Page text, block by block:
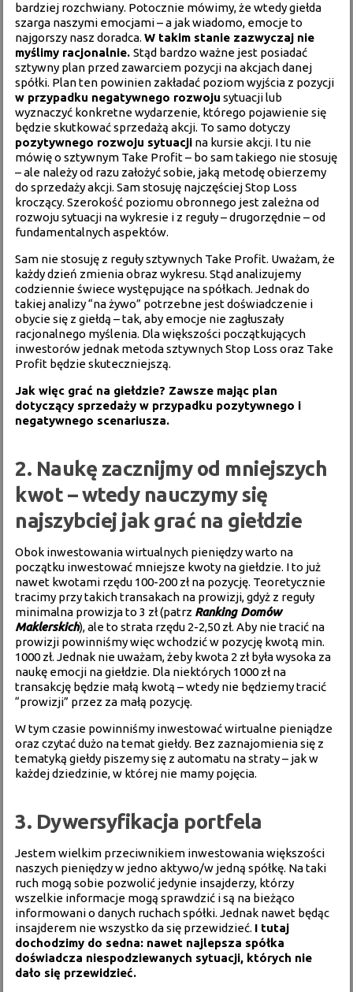
bardziej rozchwiany. Potocznie mówimy, że wtedy giełda
szarga naszymi emocjami – a jak wiadomo, emocje to
najgorszy nasz doradca.W takim stanie zazwyczaj nie
myślimy racjonalnie.Stąd bardzo ważne jest posiadać
sztywny plan przed zawarciem pozycji na akcjach danej
spółki. Plan ten powinien zakładać poziom wyjścia z pozycji
w przypadku negatywnego rozwoju sytuacji lub
wyznaczyć konkretne wydarzenie, którego pojawienie się
będzie skutkować sprzedażą akcji. To samo dotyczy
pozytywnego rozwoju sytuacji na kursie akcji. I tu nie
mówię o sztywnym Take Profit – bo sam takiego nie stosuję
– ale należy od razu założyć sobie, jaką metodę obierzemy
do sprzedaży akcji. Sam stosuję najczęściej Stop Loss
kroczący. Szerokość poziomu obronnego jest zależna od
rozwoju sytuacji na wykresie i z reguły – drugorzędnie – od
fundamentalnych aspektów.
Sam nie stosuję z reguły sztywnych Take Profit. Uważam, że
każdy dzień zmienia obraz wykresu. Stąd analizujemy
codziennie świece występujące na spółkach. Jednak do
takiej analizy “na żywo” potrzebne jest doświadczenie i
obycie się z giełdą – tak, aby emocje nie zagłuszały
racjonalnego myślenia. Dla większości początkujących
inwestorów jednak metoda sztywnych Stop Loss oraz Take
Profit będzie skuteczniejszą.
Jak więc grać na giełdzie? Zawsze mając plan
dotyczący sprzedaży w przypadku pozytywnego i
negatywnego scenariusza.
2. Naukę zacznijmy od mniejszych
kwot – wtedy nauczymy się
najszybciej jak grać na giełdzie
Obok inwestowania wirtualnych pieniędzy warto na
początku inwestować mniejsze kwoty na giełdzie. I to już
nawet kwotami rzędu 100-200 zł na pozycję. Teoretycznie
tracimy przy takich transakach na prowizji, gdyż z reguły
minimalna prowizja to 3 zł (patrz Ranking Domów
Maklerskich), ale to strata rzędu 2-2,50 zł. Aby nie tracić na
prowizji powinniśmy więc wchodzić w pozycję kwotą min.
1000 zł. Jednak nie uważam, żeby kwota 2 zł była wysoka za
naukę emocji na giełdzie. Dla niektórych 1000 zł na
transakcję będzie małą kwotą – wtedy nie będziemy tracić
“prowizji” przez za małą pozycję.
W tym czasie powinniśmy inwestować wirtualne pieniądze
oraz czytać dużo na temat giełdy. Bez zaznajomienia się z
tematyką giełdy piszemy się z automatu na straty – jak w
każdej dziedzinie, w której nie mamy pojęcia.
3. Dywersyfikacja portfela
Jestem wielkim przeciwnikiem inwestowania większości
naszych pieniędzy w jedno aktywo/w jedną spółkę. Na taki
ruch mogą sobie pozwolić jedynie insajderzy, którzy
wszelkie informacje mogą sprawdzić i są na bieżąco
informowani o danych ruchach spółki. Jednak nawet będąc
insajderem nie wszystko da się przewidzieć. I tutaj
dochodzimy do sedna: nawet najlepsza spółka
doświadcza niespodziewanych sytuacji, których nie
dało się przewidzieć.